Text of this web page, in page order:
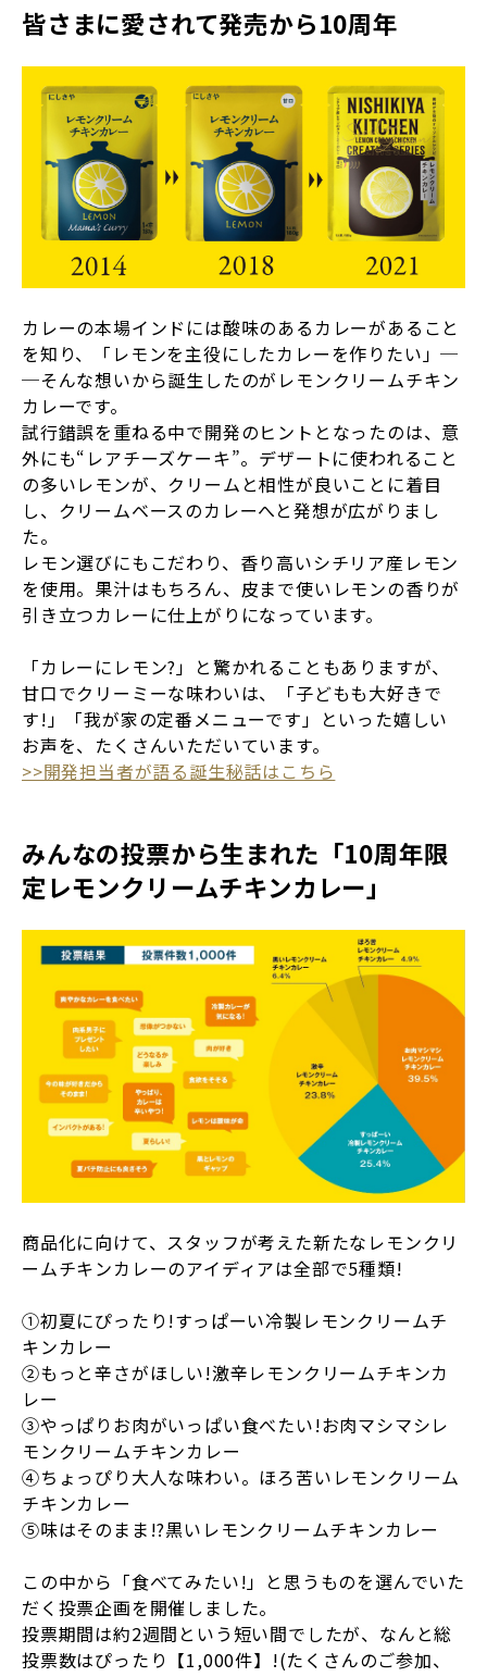
皆さまに愛されて発売から10周年
カレーの本場インドには酸味のあるカレーがあること
を知り、「レモンを主役にしたカレーを作りたい」─
─そんな想いから誕生したのがレモンクリームチキン
カレーです。
試行錯誤を重ねる中で開発のヒントとなったのは、意
外にも“ レアチーズケーキ”。デザートに使われること
の多いレモンが、クリームと相性が良いことに着目
し、クリームベースのカレーへと発想が広がりまし
た。
レモン選びにもこだわり、香り高いシチリア産レモン
を使用。果汁はもちろん、皮まで使いレモンの香りが
引き立つカレーに仕上がりになっています。
「カレーにレモン?」と驚かれることもありますが、
甘口でクリーミーな味わいは、「子どもも大好きで
す!」「我が家の定番メニューです」といった嬉しい
お声を、たくさんいただいています。
>>開発担当者が語る誕生秘話はこちら
みんなの投票から生まれた「10周年限
定レモンクリームチキンカレー」
商品化に向けて、スタッフが考えた新たなレモンクリ
ームチキンカレーのアイディアは全部で5種類!
①初夏にぴったり!すっぱーい冷製レモンクリームチ
キンカレー
②もっと辛さがほしい!激辛レモンクリームチキンカ
レー
③やっぱりお肉がいっぱい食べたい!お肉マシマシレ
モンクリームチキンカレー
④ちょっぴり大人な味わい。ほろ苦いレモンクリーム
チキンカレー
⑤味はそのまま!?黒いレモンクリームチキンカレー
この中から「食べてみたい!」と思うものを選んでいた
だく投票企画を開催しました。
投票期間は約2週間という短い間でしたが、なんと総
投票数はぴったり【1,000件】!(たくさんのご参加、